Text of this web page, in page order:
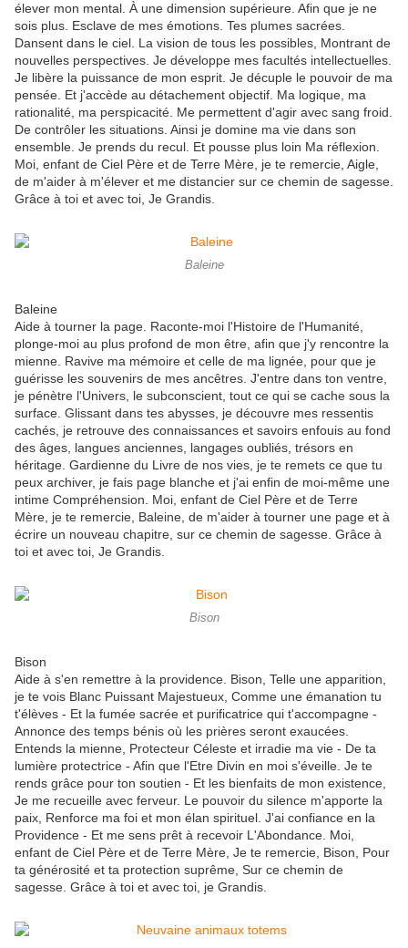
élever mon mental. À une dimension supérieure. Afin que je ne
sois plus. Esclave de mes émotions. Tes plumes sacrées.
Dansent dans le ciel. La vision de tous les possibles, Montrant de
nouvelles perspectives. Je développe mes facultés intellectuelles.
Je libère la puissance de mon esprit. Je décuple le pouvoir de ma
pensée. Et j'accède au détachement objectif. Ma logique, ma
rationalité, ma perspicacité. Me permettent d'agir avec sang froid.
De contrôler les situations. Ainsi je domine ma vie dans son
ensemble. Je prends du recul. Et pousse plus loin Ma réflexion.
Moi, enfant de Ciel Père et de Terre Mère, je te remercie, Aigle,
de m'aider à m'élever et me distancier sur ce chemin de sagesse.
Grâce à toi et avec toi, Je Grandis.
Baleine
Baleine
Aide à tourner la page. Raconte-moi l'Histoire de l'Humanité,
plonge-moi au plus profond de mon être, afin que j'y rencontre la
mienne. Ravive ma mémoire et celle de ma lignée, pour que je
guérisse les souvenirs de mes ancêtres. J'entre dans ton ventre,
je pénètre l'Univers, le subconscient, tout ce qui se cache sous la
surface. Glissant dans tes abysses, je découvre mes ressentis
cachés, je retrouve des connaissances et savoirs enfouis au fond
des âges, langues anciennes, langages oubliés, trésors en
héritage. Gardienne du Livre de nos vies, je te remets ce que tu
peux archiver, je fais page blanche et j'ai enfin de moi-même une
intime Compréhension. Moi, enfant de Ciel Père et de Terre
Mère, je te remercie, Baleine, de m'aider à tourner une page et à
écrire un nouveau chapitre, sur ce chemin de sagesse. Grâce à
toi et avec toi, Je Grandis.
Bison
Bison
Aide à s'en remettre à la providence. Bison, Telle une apparition,
je te vois Blanc Puissant Majestueux, Comme une émanation tu
t'élèves - Et la fumée sacrée et purificatrice qui t'accompagne -
Annonce des temps bénis où les prières seront exaucées.
Entends la mienne, Protecteur Céleste et irradie ma vie - De ta
lumière protectrice - Afin que l'Etre Divin en moi s'éveille. Je te
rends grâce pour ton soutien - Et les bienfaits de mon existence,
Je me recueille avec ferveur. Le pouvoir du silence m'apporte la
paix, Renforce ma foi et mon élan spirituel. J'ai confiance en la
Providence - Et me sens prêt à recevoir L'Abondance. Moi,
enfant de Ciel Père et de Terre Mère, Je te remercie, Bison, Pour
ta générosité et ta protection suprême, Sur ce chemin de
sagesse. Grâce à toi et avec toi, je Grandis.